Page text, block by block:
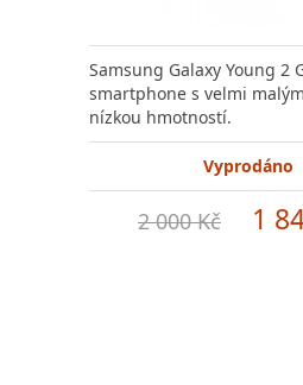
Samsung Galaxy Young 2
smartphone s velmi
nízkou hmotností.
Vyprodáno
2 000 Kč 1